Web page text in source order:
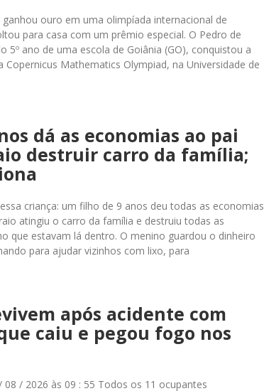
ganhou ouro em uma olimpíada internacional de
para casa com um prêmio especial. O Pedro de
5º ano de uma escola de Goiânia (GO), conquistou a
Copernicus Mathematics Olympiad, na Universidade de
dá as economias ao pai
destruir carro da família;
criança: um filho de 9 anos deu todas as economias
atingiu o carro da família e destruiu todas as
que estavam lá dentro. O menino guardou o dinheiro
para ajudar vizinhos com lixo, para
após acidente com
caiu e pegou fogo nos
08 / 2026 às 09 : 55 Todos os 11 ocupantes